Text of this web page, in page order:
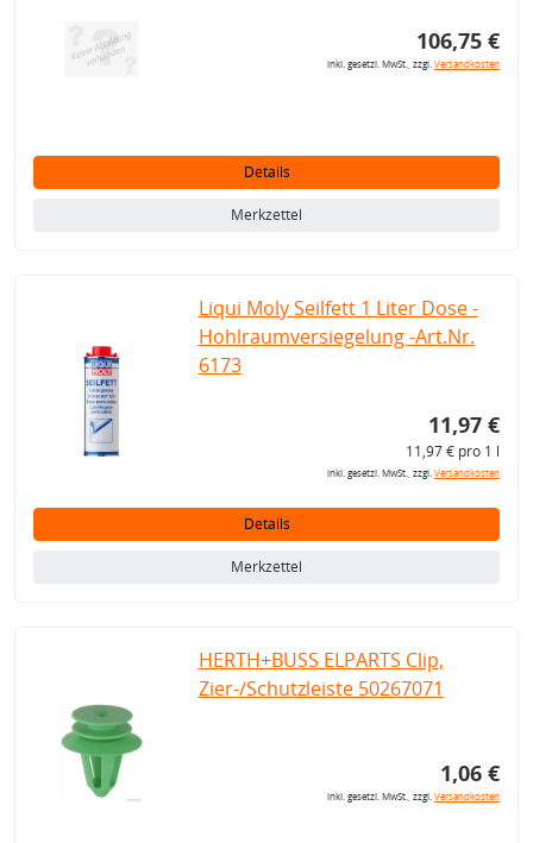
106,75 €
inkl. gesetzl. MwSt., zzgl.Versandkosten
Details
Merkzettel
Liqui Moly Seilfett 1 Liter Dose -
Hohlraumversiegelung -Art.Nr.
6173
11,97 €
11,97 € pro 1 l
inkl. gesetzl. MwSt., zzgl.Versandkosten
Details
Merkzettel
HERTH+BUSS ELPARTS Clip,
Zier-/Schutzleiste 50267071
1,06 €
inkl. gesetzl. MwSt., zzgl.Versandkosten